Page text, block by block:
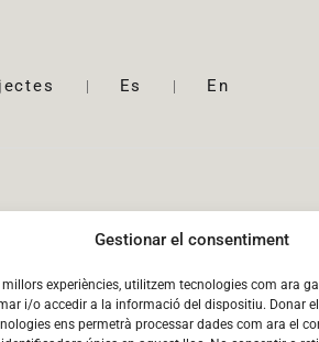
Gestionar el consentiment
millors experiències, utilitzem tecnologies com ara
i/o accedir a la informació del dispositiu. Donar
ens permetrà processar dades com ara el
Es En